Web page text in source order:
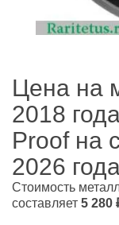
Цена на
2018
Proof на
2026
Стоимость
составляет 5 280